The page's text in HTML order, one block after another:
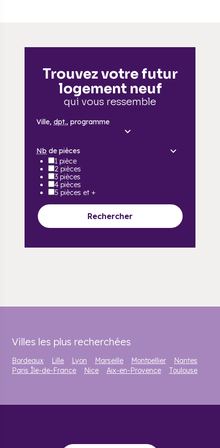
Trouvez votre futur
logement neuf
qui vous ressemble
Ville, dpt., programme
Nb de pièces
1 pièce
2 pièces
3 pièces
4 pièces
5 pièces et +
Rechercher
Villes les plus recherchées
Bordeaux Lille Lyon Marseille Montpellier
Nantes
Paris Île-de-France
Nice Aix-en-Provence Toulouse